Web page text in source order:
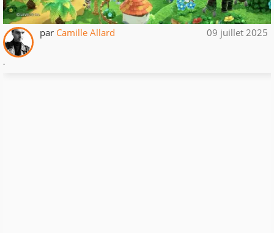
par Camille Allard 09 juillet 2025
.